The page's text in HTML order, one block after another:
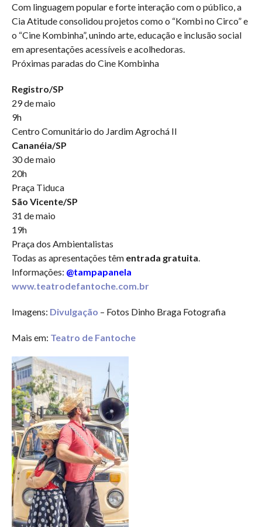
Com linguagem popular e forte interação com o público, a
Cia Atitude consolidou projetos como o “Kombi no Circo” e
o “Cine Kombinha”, unindo arte, educação e inclusão social
em apresentações acessíveis e acolhedoras.
Próximas paradas do Cine Kombinha
Registro/SP
29 de maio
9h
Centro Comunitário do Jardim Agrochá II
Cananéia/SP
30 de maio
20h
Praça Tiduca
São Vicente/SP
31 de maio
19h
Praça dos Ambientalistas
Todas as apresentações têm entrada gratuita
Informações: @tampapanela
www.teatrodefantoche.com.br
Imagens: Divulgação – Fotos Dinho Braga Fotografia
Mais em: Teatro de Fantoche